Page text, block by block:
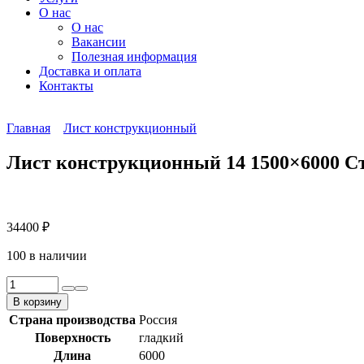
О нас
О нас
Вакансии
Полезная информация
Доставка и оплата
Контакты
Главная Лист конструкционный
Лист конструкционный 14 1500×6000
34400 ₽
100 в наличии
Количество
товара
Лист
конструкционный
1500x6000
В корзину
Страна производства Россия
Поверхность
гладкий
Длина
6000